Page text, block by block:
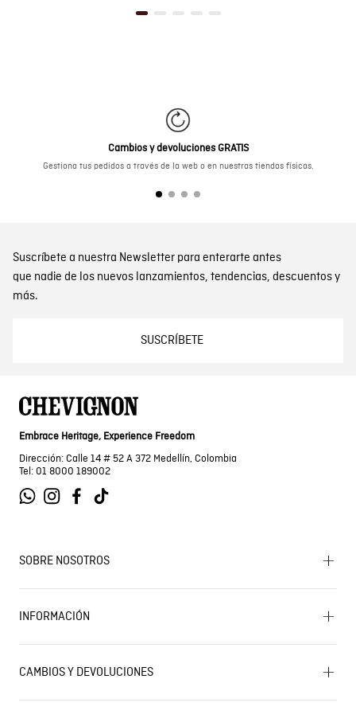
Cambios y devoluciones GRATIS
Gestiona tus pedidos a través de la web o en nuestras tiendas físicas.
Suscríbete a nuestra Newsletter para enterarte antes
que nadie de los nuevos lanzamientos, tendencias, descuentos y
más.
SUSCRÍBETE
Embrace Heritage, Experience Freedom
Dirección: Calle 14 # 52 A 372 Medellín, Colombia
Tel: 01 8000 189002
SOBRE NOSOTROS
Encuentra tu tienda
Historia de la marca
Mapa del sitio
Próximos eventos
INFORMACIÓN
Términos y condiciones
Términos y condiciones de promociones
Política de Cookies
CAMBIOS Y DEVOLUCIONES
Gestiona tu cambio o devolución